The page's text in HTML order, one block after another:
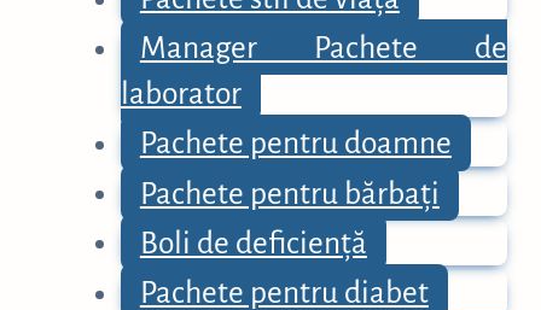
Manager Pachete de
laborator
Pachete pentru doamne
Pachete pentru bărbați
Boli de deficiență
Pachete pentru diabet